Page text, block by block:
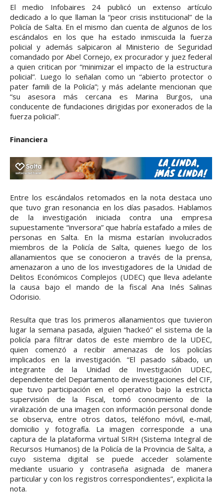
El medio Infobaires 24 publicó un extenso artículo
dedicado a lo que llaman la “peor crisis institucional” de la
Policía de Salta. En el mismo dan cuenta de algunos de los
escándalos en los que ha estado inmiscuida la fuerza
policial y además salpicaron al Ministerio de Seguridad
comandado por Abel Cornejo, ex procurador y juez federal
a quien critican por “minimizar el impacto de la estructura
policial”. Luego lo señalan como un “abierto protector o
pater famili de la Policía”; y más adelante mencionan que
“su asesora más cercana es Marina Burgos, una
conducente de fundaciones dirigidas por exonerados de la
fuerza policial”.
Financiera
Entre los escándalos retomados en la nota destaca uno
que tuvo gran resonancia en los días pasados. Hablamos
de la investigación iniciada contra una empresa
supuestamente “inversora” que habría estafado a miles de
personas en Salta. En la misma estarían involucrados
miembros de la Policía de Salta, quienes luego de los
allanamientos que se conocieron a través de la prensa,
amenazaron a uno de los investigadores de la Unidad de
Delitos Económicos Complejos (UDEC) que lleva adelante
la causa bajo el mando de la fiscal Ana Inés Salinas
Odorisio.
Resulta que tras los primeros allanamientos que tuvieron
lugar la semana pasada, alguien “hackeó” el sistema de la
policía para filtrar datos de este miembro de la UDEC,
quien comenzó a recibir amenazas de los policías
implicados en la investigación. “El pasado sábado, un
integrante de la Unidad de Investigación UDEC,
dependiente del Departamento de investigaciones del CIF,
que tuvo participación en el operativo bajo la estricta
supervisión de la Fiscal, tomó conocimiento de la
viralización de una imagen con información personal donde
se observa, entre otros datos, teléfono móvil, e-mail,
domicilio y fotografía. La imagen corresponde a una
captura de la plataforma virtual SIRH (Sistema Integral de
Recursos Humanos) de la Policía de la Provincia de Salta, a
cuyo sistema digital se puede acceder solamente
mediante usuario y contraseña asignada de manera
particular y con los registros correspondientes”, explicita la
nota.